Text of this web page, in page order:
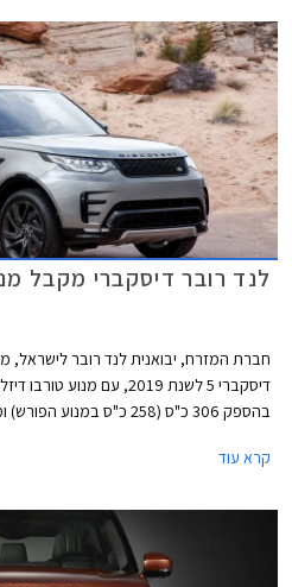
לנד רובר דיסקברי מקבל
חברת המזרח, יבואנית לנד רובר לישראל,
קרא עוד